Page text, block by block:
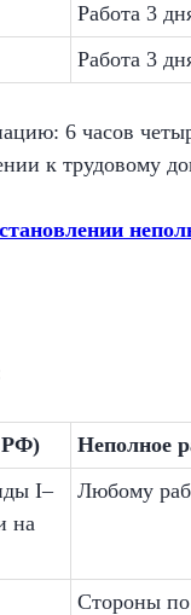
Работа 3
Работа 3
6 часов
к трудовому
РФ)
Неполное
I–
на
Любому
Стороны по